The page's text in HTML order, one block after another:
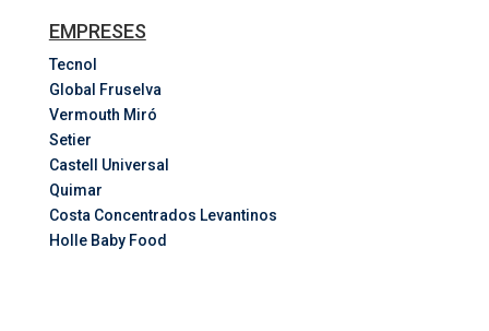
EMPRESES
Tecnol
Global Fruselva
Vermouth Miró
Setier
Castell Universal
Quimar
Costa Concentrados Levantinos
Holle Baby Food